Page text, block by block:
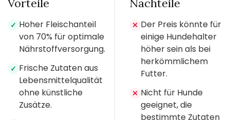
Vorteile
✓ Hoher Fleischanteil
von 70% für optimale
Nährstoffversorgung.
✓ Frische Zutaten aus
Lebensmittelqualität
ohne künstliche
Zusätze.
Nachteile
✕ Der Preis könnte für
einige Hundehalter
höher sein als bei
herkömmlichem
Futter.
✕ Nicht für Hunde
geeignet, die
bestimmte Zutaten